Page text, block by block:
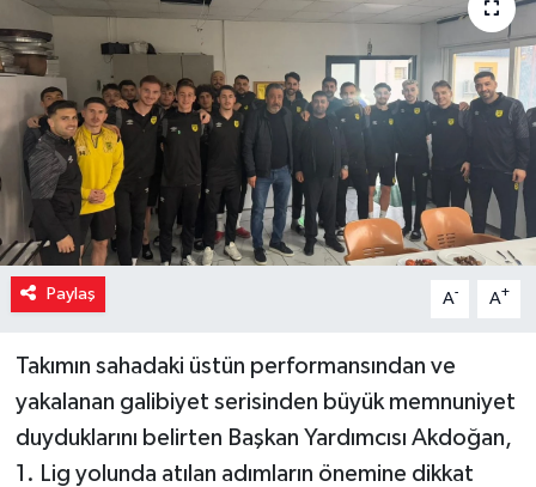
Paylaş A- A+
Takımın sahadaki üstün performansından ve
yakalanan galibiyet serisinden büyük memnuniyet
duyduklarını belirten Başkan Yardımcısı Akdoğan,
1. Lig yolunda atılan adımların önemine dikkat